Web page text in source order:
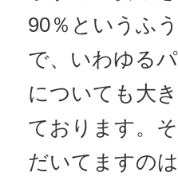
90％というふ
で、いわゆる
についても大
ております。
だいてますの